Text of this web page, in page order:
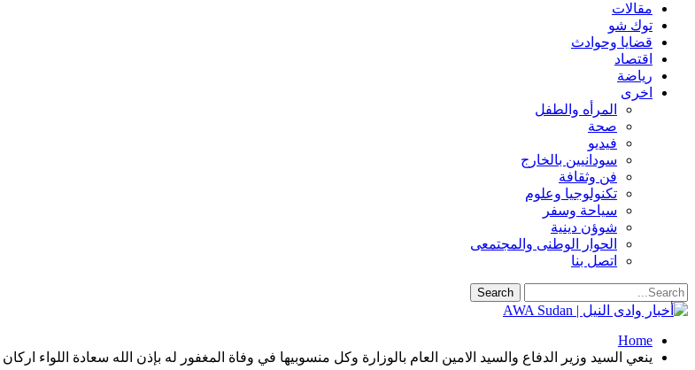
مقالات
توك شو
قضايا وحوادث
اقتصاد
رياضة
اخرى
المرأه والطفل
صحة
فيديو
سودانيين بالخارج
فن وثقافة
تكنولوجيا وعلوم
سياحة وسفر
شوؤن دينية
الحوار الوطنى والمجتمعى
اتصل بنا
Home
ينعي السيد وزير الدفاع والسيد الامين العام بالوزارة وكل منسوبيها في وفاة المغفور له بإذن الله سعادة اللواء